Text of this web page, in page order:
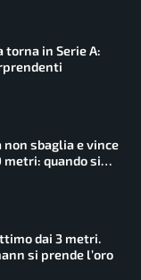
torna in Serie A:
non sbaglia e vince
metri: quando si
dai 3 metri.
si prende l’oro